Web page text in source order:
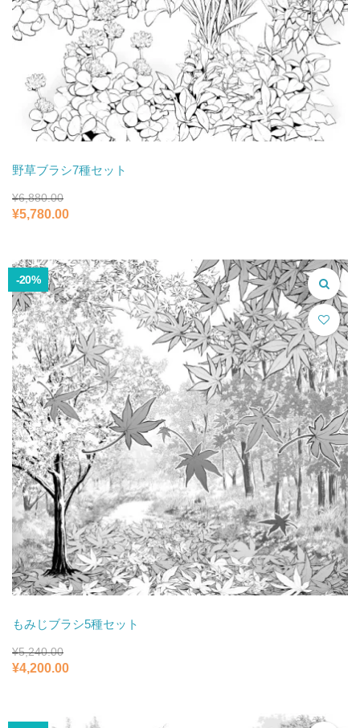
野草ブラシ7種セット
¥6,880.00
元
格
は
¥6,880.00
で
し
た。
¥5,780.00
価
格
は
¥5,780.00
で
す。
-20%
もみじブラシ5種セット
¥5,240.00
元
¥4,200.00